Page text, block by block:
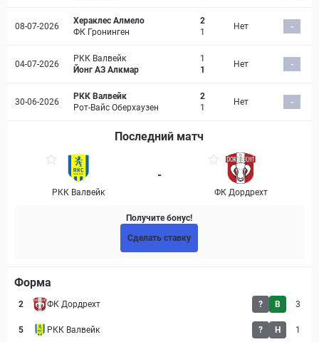
08-07-2026
Хераклес Алмело
ФК Гронинген
2
1
Нет -
04-07-2026
РКК Валвейк
Йонг АЗ Алкмар
1
1
Нет -
30-06-2026
РКК Валвейк
Рот-Вайс Оберхаузен
2
1
Нет -
Последний матч
РКК Валвейк
-
ФК Дордрехт
Получите бонус!
Сделать ставку
Форма
2 ФК Дордрехт ? В 3
5 РКК Валвейк ? Н 1